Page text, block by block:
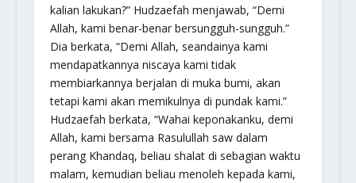
kalian lakukan?” Hudzaefah menjawab, “Demi
Allah, kami benar-benar bersungguh-sungguh.”
Dia berkata, “Demi Allah, seandainya kami
mendapatkannya niscaya kami tidak
membiarkannya berjalan di muka bumi, akan
tetapi kami akan memikulnya di pundak kami.”
Hudzaefah berkata, “Wahai keponakanku, demi
Allah, kami bersama Rasulullah saw dalam
perang Khandaq, beliau shalat di sebagian waktu
malam, kemudian beliau menoleh kepada kami,